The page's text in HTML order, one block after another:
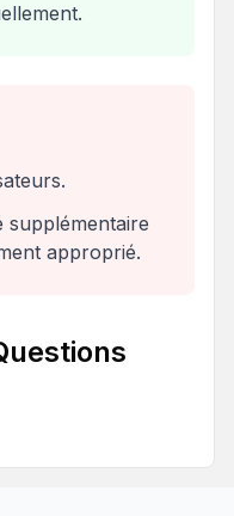
supplémentaire
approprié.